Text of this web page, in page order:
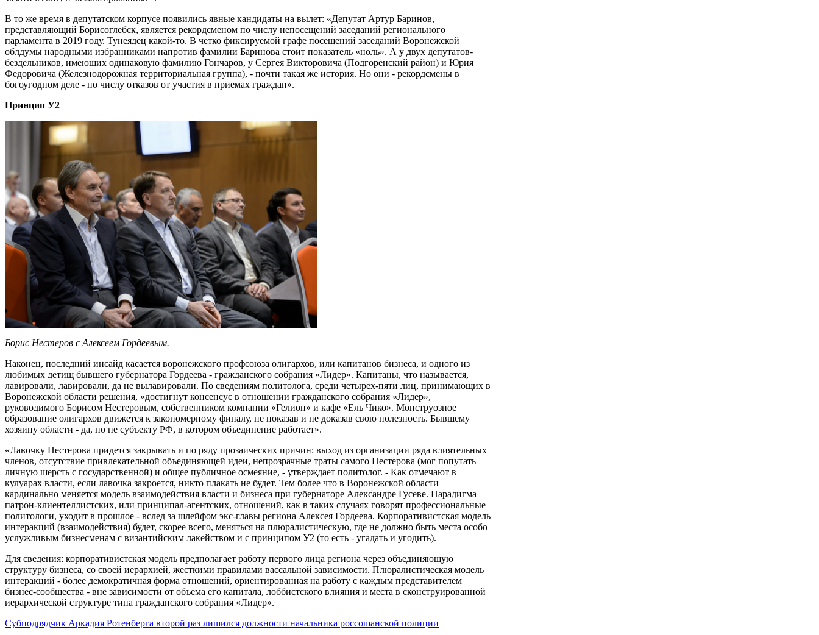
В то же время в депутатском корпусе появились явные кандидаты на вылет: «Депутат Артур Баринов,
представляющий Борисоглебск, является рекордсменом по числу непосещений заседаний регионального
парламента в 2019 году. Тунеядец какой-то. В четко фиксируемой графе посещений заседаний Воронежской
облдумы народными избранниками напротив фамилии Баринова стоит показатель «ноль». А у двух депутатов-
бездельников, имеющих одинаковую фамилию Гончаров, у Сергея Викторовича (Подгоренский район) и Юрия
Федоровича (Железнодорожная территориальная группа), - почти такая же история. Но они - рекордсмены в
богоугодном деле - по числу отказов от участия в приемах граждан».
Принцип У2
Борис Нестеров с Алексеем Гордеевым.
Наконец, последний инсайд касается воронежского профсоюза олигархов, или капитанов бизнеса, и одного из
любимых детищ бывшего губернатора Гордеева - гражданского собрания «Лидер». Капитаны, что называется,
лавировали, лавировали, да не вылавировали. По сведениям политолога, среди четырех-пяти лиц, принимающих в
Воронежской области решения, «достигнут консенсус в отношении гражданского собрания «Лидер»,
руководимого Борисом Нестеровым, собственником компании «Гелион» и кафе «Ель Чико». Монструозное
образование олигархов движется к закономерному финалу, не показав и не доказав свою полезность. Бывшему
хозяину области - да, но не субъекту РФ, в котором объединение работает».
«Лавочку Нестерова придется закрывать и по ряду прозаических причин: выход из организации ряда влиятельных
членов, отсутствие привлекательной объединяющей идеи, непрозрачные траты самого Нестерова (мог попутать
личную шерсть с государственной) и общее публичное осмеяние, - утверждает политолог. - Как отмечают в
кулуарах власти, если лавочка закроется, никто плакать не будет. Тем более что в Воронежской области
кардинально меняется модель взаимодействия власти и бизнеса при губернаторе Александре Гусеве. Парадигма
патрон-клиентеллистских, или принципал-агентских, отношений, как в таких случаях говорят профессиональные
политологи, уходит в прошлое - вслед за шлейфом экс-главы региона Алексея Гордеева. Корпоративистская модель
интеракций (взаимодействия) будет, скорее всего, меняться на плюралистическую, где не должно быть места особо
услужливым бизнесменам с византийским лакейством и с принципом У2 (то есть - угадать и угодить).
Для сведения: корпоративистская модель предполагает работу первого лица региона через объединяющую
структуру бизнеса, со своей иерархией, жесткими правилами вассальной зависимости. Плюралистическая модель
интеракций - более демократичная форма отношений, ориентированная на работу с каждым представителем
бизнес-сообщества - вне зависимости от объема его капитала, лоббистского влияния и места в сконструированной
иерархической структуре типа гражданского собрания «Лидер».
Субподрядчик Аркадия Ротенберга второй раз лишился должности начальника россошанской полиции